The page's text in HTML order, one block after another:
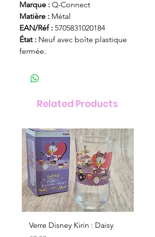
Marque : Q-Connect
Matière : Métal
EAN/Réf : 5705831020184
État : Neuf avec boîte plastique
fermée.
Related Products
Verre Disney Kirin : Daisy